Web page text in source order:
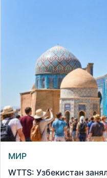
МИР
WTTS: Узбекистан